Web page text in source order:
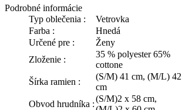
Podrobné informácie
Typ oblečenia :
Vetrovka
Farba :
Hnedá
Určené pre :
Ženy
Zloženie :
35 % polyester 65%
cottone
Šírka ramien :
(S/M) 41 cm, (M/L) 42
cm
Obvod hrudníka :
(S/M)2 x 58 cm,